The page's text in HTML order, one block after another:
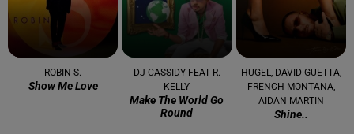
ROBIN S.
Show Me Love
DJ CASSIDY FEAT R.
KELLY
Make The World Go
Round
HUGEL, DAVID GUETTA,
FRENCH MONTANA,
AIDAN MARTIN
Shine..